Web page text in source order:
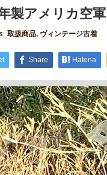
製アメリカ空
取扱商品, ヴィンテージ古着
Share Hatena